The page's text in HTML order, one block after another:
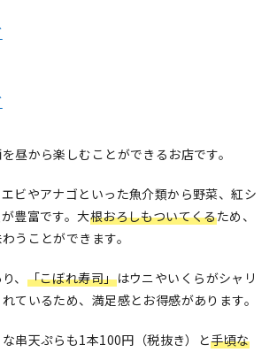
昼から楽しむことができるお店です。
ビやアナゴといった魚介類から野菜、紅シ
豊富です。大根おろしもついてくるため、
うことができます。
、 「こぼれ寿司」はウニやいくらがシャリ
ているため、満足感とお得感があります。
串天ぷらも1本100円（税抜き）と手頃な